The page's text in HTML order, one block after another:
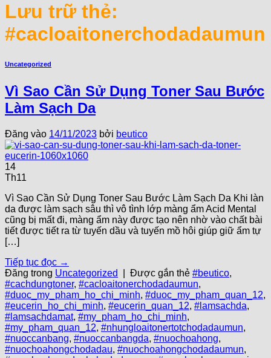
Lưu trữ thẻ:
#cacloaitonerchodadaumun
Uncategorized
Vì Sao Cần Sử Dụng Toner Sau Bước
Làm Sạch Da
Đăng vào 14/11/2023 bởi beutico
14
Th11
Vì Sao Cần Sử Dụng Toner Sau Bước Làm Sạch Da Khi làn
da được làm sạch sâu thì vô tình lớp màng ẩm Acid Mental
cũng bị mất đi, màng ẩm này được tạo nên nhờ vào chất bài
tiết được tiết ra từ tuyến dầu và tuyến mồ hôi giúp giữ ẩm tự
[…]
Tiếp tục đọc →
Đăng trong Uncategorized Được gắn thẻ #beutico,
#cachdungtoner, #cacloaitonerchodadaumun,
#duoc_my_pham_ho_chi_minh, #duoc_my_pham_quan_12,
#eucerin_ho_chi_minh, #eucerin_quan_12, #lamsachda,
#lamsachdamat, #my_pham_ho_chi_minh,
#my_pham_quan_12, #nhungloaitonertotchodadaumun,
#nuoccanbang, #nuoccanbangda, #nuochoahong,
#nuochoahongchodadau, #nuochoahongchodadaumun,